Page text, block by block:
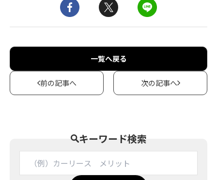
一覧へ戻る
前の記事へ 次の記事へ
キーワード検索